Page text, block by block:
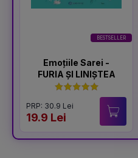
BESTSELLER
Emoțiile Sarei -
FURIA ȘI LINIȘTEA
PRP: 30.9 Lei
19.9 Lei